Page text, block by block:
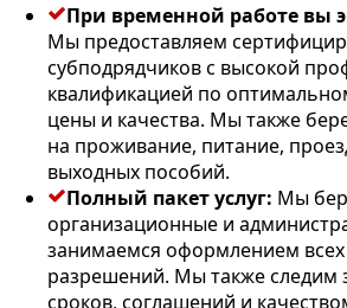
При временной работе вы
Мы предоставляем
субподрядчиков с высокой
квалификацией по
цены и качества. Мы также
на проживание, питание,
выходных пособий.
Полный пакет услуг: Мы
организационные и
занимаемся оформлением
разрешений. Мы также следим
сроков, соглашений и